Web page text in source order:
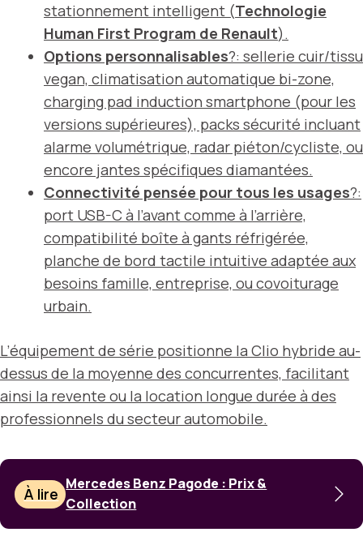
stationnement intelligent (Technologie
Human First Program de Renault).
Options personnalisables?: sellerie cuir/tissu
vegan, climatisation automatique bi-zone,
charging pad induction smartphone (pour les
versions supérieures), packs sécurité incluant
alarme volumétrique, radar piéton/cycliste, ou
encore jantes spécifiques diamantées.
Connectivité pensée pour tous les usages?:
port USB-C à l’avant comme à l’arrière,
compatibilité boîte à gants réfrigérée,
planche de bord tactile intuitive adaptée aux
besoins famille, entreprise, ou covoiturage
urbain.
L’équipement de série positionne la Clio hybride au-
dessus de la moyenne des concurrentes, facilitant
ainsi la revente ou la location longue durée à des
professionnels du secteur automobile.
À lire
Mercedes Benz Pagode : Prix &
Collection